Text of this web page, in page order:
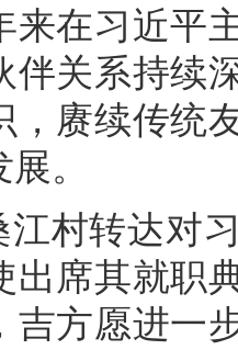
来在习近平
伴关系持续
，赓续传统
。
江村转达对
出席其就职
吉方愿进一